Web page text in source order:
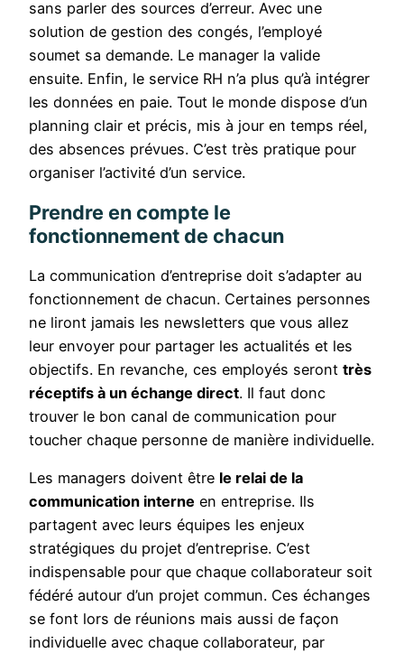
sans parler des sources d’erreur. Avec une
solution de gestion des congés, l’employé
soumet sa demande. Le manager la valide
ensuite. Enfin, le service RH n’a plus qu’à intégrer
les données en paie. Tout le monde dispose d’un
planning clair et précis, mis à jour en temps réel,
des absences prévues. C’est très pratique pour
organiser l’activité d’un service.
Prendre en compte le
fonctionnement de chacun
La communication d’entreprise doit s’adapter au
fonctionnement de chacun. Certaines personnes
ne liront jamais les newsletters que vous allez
leur envoyer pour partager les actualités et les
objectifs. En revanche, ces employés seront très
réceptifs à un échange direct. Il faut donc
trouver le bon canal de communication pour
toucher chaque personne de manière individuelle.
Les managers doivent être le relai de la
communication interne en entreprise. Ils
partagent avec leurs équipes les enjeux
stratégiques du projet d’entreprise. C’est
indispensable pour que chaque collaborateur soit
fédéré autour d’un projet commun. Ces échanges
se font lors de réunions mais aussi de façon
individuelle avec chaque collaborateur, par